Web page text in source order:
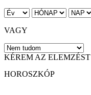
VAGY
KÉREM AZ ELEMZÉST
HOROSZKÓP